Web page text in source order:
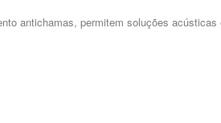
antichamas, permitem soluções